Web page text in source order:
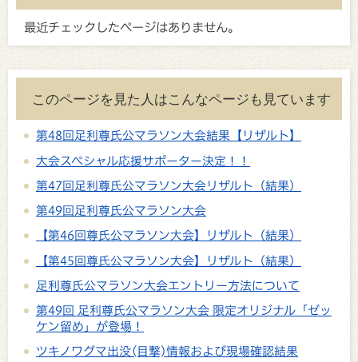
最近チェックしたページはありません。
このページを見た人はこんなページも見ています
第48回足利尊氏公マラソン大会結果【リザルト】
大会スペシャル応援サポーター決定！！
第47回足利尊氏公マラソン大会リザルト（結果）
第49回足利尊氏公マラソン大会
【第46回尊氏公マラソン大会】リザルト（結果）
【第45回尊氏公マラソン大会】リザルト（結果）
足利尊氏公マラソン大会エントリー方法について
第49回 足利尊氏公マラソン大会 限定オリジナル「ゼッ
ケン留め」が登場！
ツキノワグマ出没(目撃)情報および現場確認結果